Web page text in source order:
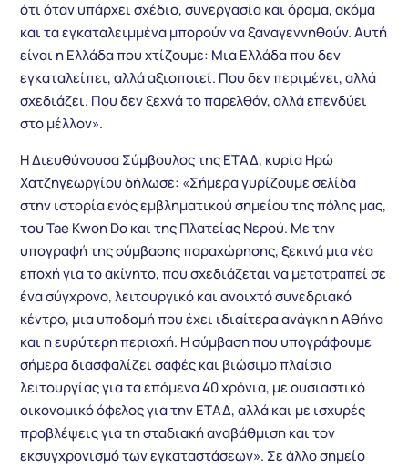
ότι όταν υπάρχει σχέδιο, συνεργασία και όραμα, ακόμα
και τα εγκαταλειμμένα μπορούν να ξαναγεννηθούν. Αυτή
είναι η Ελλάδα που χτίζουμε: Μια Ελλάδα που δεν
εγκαταλείπει, αλλά αξιοποιεί. Που δεν περιμένει, αλλά
σχεδιάζει. Που δεν ξεχνά το παρελθόν, αλλά επενδύει
στο μέλλον».
Η Διευθύνουσα Σύμβουλος της ΕΤΑΔ, κυρία Ηρώ
Χατζηγεωργίου δήλωσε: «Σήμερα γυρίζουμε σελίδα
στην ιστορία ενός εμβληματικού σημείου της πόλης μας,
του Tae Kwon Do και της Πλατείας Νερού. Με την
υπογραφή της σύμβασης παραχώρησης, ξεκινά μια νέα
εποχή για το ακίνητο, που σχεδιάζεται να μετατραπεί σε
ένα σύγχρονο, λειτουργικό και ανοιχτό συνεδριακό
κέντρο, μια υποδομή που έχει ιδιαίτερα ανάγκη η Αθήνα
και η ευρύτερη περιοχή. Η σύμβαση που υπογράφουμε
σήμερα διασφαλίζει σαφές και βιώσιμο πλαίσιο
λειτουργίας για τα επόμενα 40 χρόνια, με ουσιαστικό
οικονομικό όφελος για την ΕΤΑΔ, αλλά και με ισχυρές
προβλέψεις για τη σταδιακή αναβάθμιση και τον
εκσυγχρονισμό των εγκαταστάσεων». Σε άλλο σημείο